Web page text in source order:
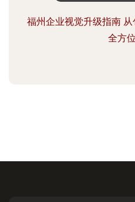
福州企业视觉升级指南
全方